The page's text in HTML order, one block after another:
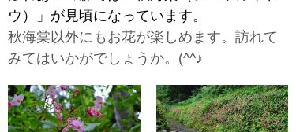
e
b
o
o
er n
a
ウ）」が見頃になっています。
秋海棠以外にもお花が楽しめます。訪れて
みてはいかがでしょうか。(^^♪